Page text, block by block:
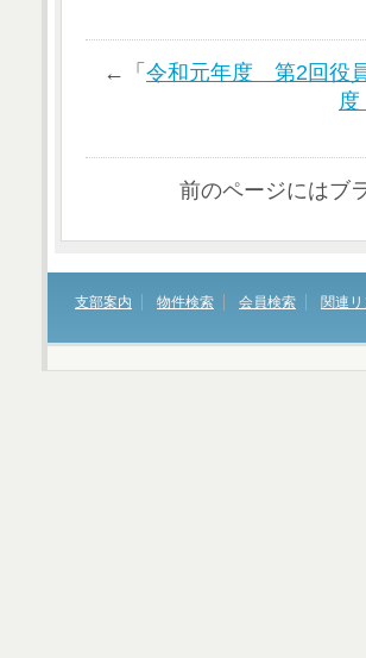
←「 令和元年度 第2回役
前のページにはブ
支部案内 物件検索 会員検索 関連リ